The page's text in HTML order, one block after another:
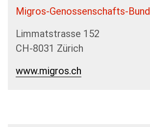
Migros-Genossenschafts-Bund
Limmatstrasse 152
CH-8031 Zürich
www.migros.ch